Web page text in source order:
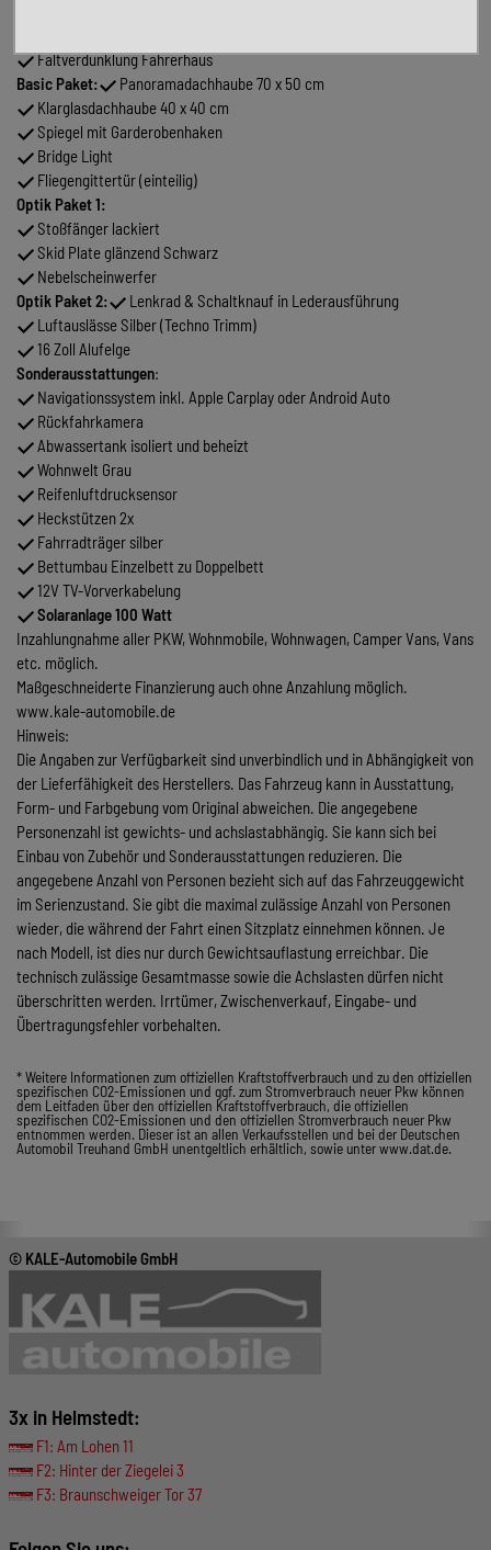
Faltverdunklung Fahrerhaus
Basic Paket:
Panoramadachhaube 70 x 50 cm
Klarglasdachhaube 40 x 40 cm
Spiegel mit Garderobenhaken
Bridge Light
Fliegengittertür (einteilig)
Optik Paket 1:
Stoßfänger lackiert
Skid Plate glänzend Schwarz
Nebelscheinwerfer
Optik Paket 2:
Lenkrad & Schaltknauf in Lederausführung
Luftauslässe Silber (Techno Trimm)
16 Zoll Alufelge
Sonderausstattungen:
Navigationssystem inkl. Apple Carplay oder Android Auto
Rückfahrkamera
Abwassertank isoliert und beheizt
Wohnwelt Grau
Reifenluftdrucksensor
Heckstützen 2x
Fahrradträger silber
Bettumbau Einzelbett zu Doppelbett
12V TV-Vorverkabelung
Solaranlage 100 Watt
Inzahlungnahme aller PKW, Wohnmobile, Wohnwagen, Camper Vans, Vans
etc. möglich.
Maßgeschneiderte Finanzierung auch ohne Anzahlung möglich.
www.kale-automobile.de
Hinweis:
Die Angaben zur Verfügbarkeit sind unverbindlich und in Abhängigkeit von
der Lieferfähigkeit des Herstellers. Das Fahrzeug kann in Ausstattung,
Form- und Farbgebung vom Original abweichen. Die angegebene
Personenzahl ist gewichts- und achslastabhängig. Sie kann sich bei
Einbau von Zubehör und Sonderausstattungen reduzieren. Die
angegebene Anzahl von Personen bezieht sich auf das Fahrzeuggewicht
im Serienzustand. Sie gibt die maximal zulässige Anzahl von Personen
wieder, die während der Fahrt einen Sitzplatz einnehmen können. Je
nach Modell, ist dies nur durch Gewichtsauflastung erreichbar. Die
technisch zulässige Gesamtmasse sowie die Achslasten dürfen nicht
überschritten werden. Irrtümer, Zwischenverkauf, Eingabe- und
Übertragungsfehler vorbehalten.
* Weitere Informationen zum offiziellen Kraftstoffverbrauch und zu den offiziellen
spezifischen CO2-Emissionen und ggf. zum Stromverbrauch neuer Pkw können
dem Leitfaden über den offiziellen Kraftstoffverbrauch, die offiziellen
spezifischen CO2-Emissionen und den offiziellen Stromverbrauch neuer Pkw
entnommen werden. Dieser ist an allen Verkaufsstellen und bei der Deutschen
Automobil Treuhand GmbH unentgeltlich erhältlich, sowie unter www.dat.de.
© KALE-Automobile GmbH
3x in Helmstedt:
F1: Am Lohen 11
F2: Hinter der Ziegelei 3
F3: Braunschweiger Tor 37